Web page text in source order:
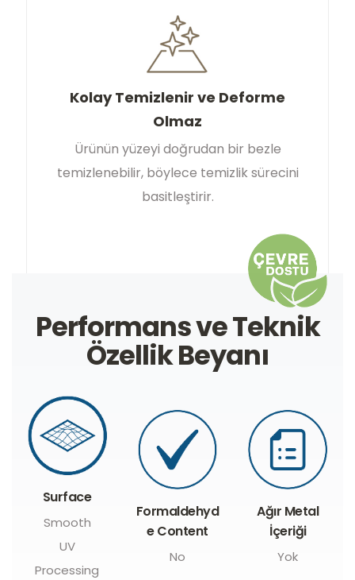
Kolay Temizlenir ve Deforme
Olmaz
Ürünün yüzeyi doğrudan bir bezle
temizlenebilir, böylece temizlik sürecini
basitleştirir.
Performans ve Teknik
Özellik Beyanı
Surface
Smooth
UV
Processing
Formaldehyd
e Content
No
Ağır Metal
İçeriği
Yok